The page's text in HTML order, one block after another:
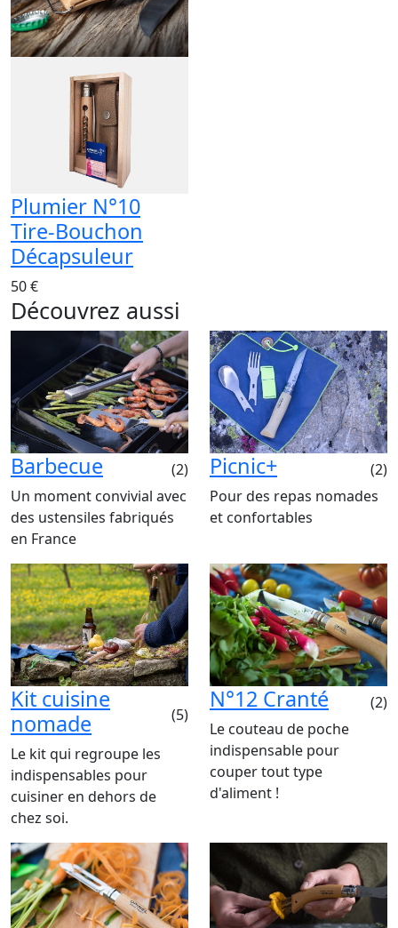
Plumier N°10
Tire-Bouchon
Décapsuleur
50 €
Découvrez aussi
Barbecue
(2)
Un moment convivial avec
des ustensiles fabriqués
en France
Picnic+
(2)
Pour des repas nomades
et confortables
Kit cuisine
nomade
(5)
Le kit qui regroupe les
indispensables pour
cuisiner en dehors de
chez soi.
N°12 Cranté
(2)
Le couteau de poche
indispensable pour
couper tout type
d'aliment !